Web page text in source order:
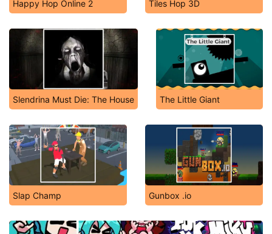
Happy Hop Online 2 Tiles Hop 3D
Slendrina Must Die: The House The Little Giant
Slap Champ Gunbox .io